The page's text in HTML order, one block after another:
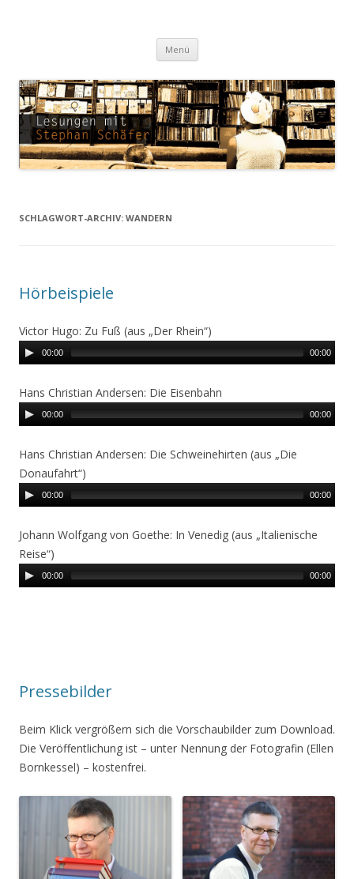
Menü Zum Inhalt springen
SCHLAGWORT-ARCHIV: WANDERN
Hörbeispiele
Victor Hugo: Zu Fuß (aus „Der Rhein“)
00:00 00:00
Hans Christian Andersen: Die Eisenbahn
00:00 00:00
Hans Christian Andersen: Die Schweinehirten (aus „Die
Donaufahrt“)
00:00 00:00
Johann Wolfgang von Goethe: In Venedig (aus „Italienische
Reise“)
00:00 00:00
Pressebilder
Beim Klick vergrößern sich die Vorschaubilder zum Download.
Die Veröffentlichung ist – unter Nennung der Fotografin (Ellen
Bornkessel) – kostenfrei.